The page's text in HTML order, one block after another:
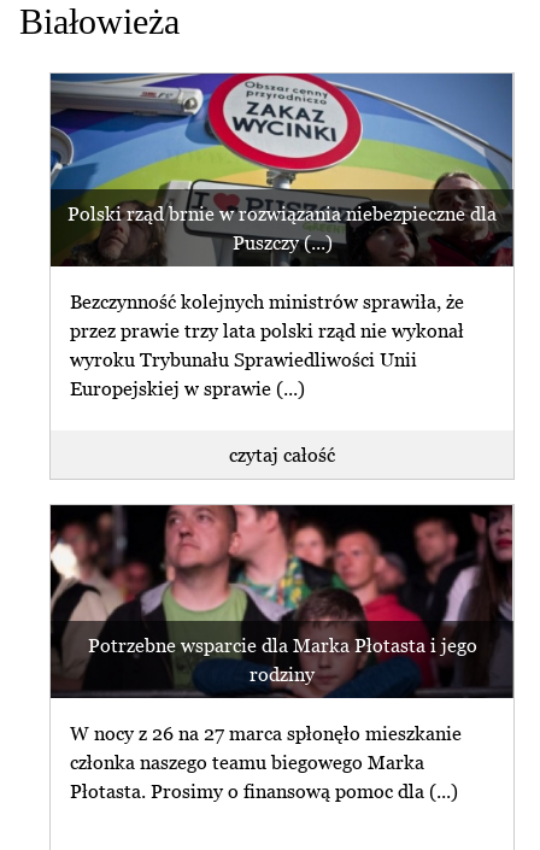
Białowieża
Polski rząd brnie w rozwiązania niebezpieczne dla
Puszczy (...)
Bezczynność kolejnych ministrów sprawiła, że
przez prawie trzy lata polski rząd nie wykonał
wyroku Trybunału Sprawiedliwości Unii
Europejskiej w sprawie (...)
czytaj całość
Potrzebne wsparcie dla Marka Płotasta i jego
rodziny
W nocy z 26 na 27 marca spłonęło mieszkanie
członka naszego teamu biegowego Marka
Płotasta. Prosimy o finansową pomoc dla (...)